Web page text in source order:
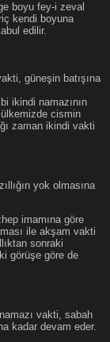
boyu fey-i zeval
kendi boyuna
edilir.
güneşin batışına
ikindi namazının
ülkemizde cismin
zaman ikindi vakti
yok olmasına
imamına göre
ile akşam vakti
sonraki
görüşe göre de
vakti, sabah
kadar devam eder.